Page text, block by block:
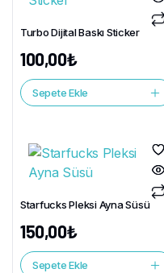
Turbo Dijital Baskı Sticker
100,00₺
Sepete Ekle
Starfucks Pleksi Ayna Süsü
150,00₺
Sepete Ekle